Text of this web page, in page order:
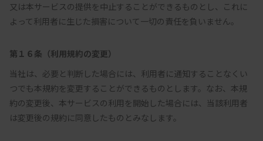
又は本サービスの提供を中止することができるものとし、これに
よって利用者に生じた損害について一切の責任を負いません。
第１６条（利用規約の変更）
当社は、必要と判断した場合には、利用者に通知することなくい
つでも本規約を変更することができるものとします。なお、本規
約の変更後、本サービスの利用を開始した場合には、当該利用者
は変更後の規約に同意したものとみなします。